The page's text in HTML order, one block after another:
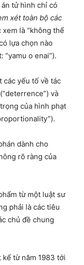
tử hình chỉ có
xét toàn bộ các
là “không thể
lựa chọn nào
“yamu o enai”).
các yếu tố về tác
và
của hình phạt
dành cho
rõ ràng của
từ một luật sư
phải là các tiêu
chủ đề chung
kể từ năm 1983 tới